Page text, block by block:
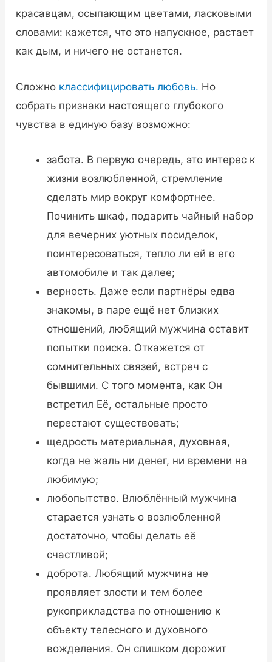
красавцам, осыпающим цветами, ласковыми
словами: кажется, что это напускное, растает
как дым, и ничего не останется.
Сложно классифицировать любовь. Но
собрать признаки настоящего глубокого
чувства в единую базу возможно:
забота. В первую очередь, это интерес к
жизни возлюбленной, стремление
сделать мир вокруг комфортнее.
Починить шкаф, подарить чайный набор
для вечерних уютных посиделок,
поинтересоваться, тепло ли ей в его
автомобиле и так далее;
верность. Даже если партнёры едва
знакомы, в паре ещё нет близких
отношений, любящий мужчина оставит
попытки поиска. Откажется от
сомнительных связей, встреч с
бывшими. С того момента, как Он
встретил Её, остальные просто
перестают существовать;
щедрость материальная, духовная,
когда не жаль ни денег, ни времени на
любимую;
любопытство. Влюблённый мужчина
старается узнать о возлюбленной
достаточно, чтобы делать её
счастливой;
доброта. Любящий мужчина не
проявляет злости и тем более
рукоприкладства по отношению к
объекту телесного и духовного
вожделения. Он слишком дорожит